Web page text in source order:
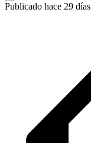
Publicado hace 29 días